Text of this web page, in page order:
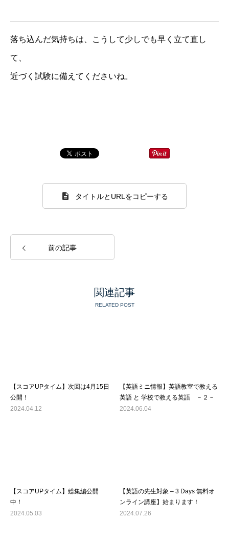
落ち込んだ気持ちは、こうして少しでも早く立て直し
て、
近づく試験に備えてくださいね。
タイトルとURLをコピーする
前の記事
関連記事
RELATED POST
【スコアUPタイム】次回は4月15日
公開！
2024.04.12
【英語ミニ情報】英語教室で教える
英語 と 学校で教える英語 －２－
2024.06.04
【スコアUPタイム】総集編公開
中！
2024.05.03
【英語の先生対象 – 3 Days 無料オ
ンライン講座】始まります！
2024.07.26